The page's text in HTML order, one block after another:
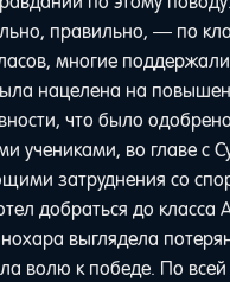
правильно, — по
многие
нацелена на
что было
учениками, во главе с
затруднения со
добраться до класса
выглядела
волю к победе. По